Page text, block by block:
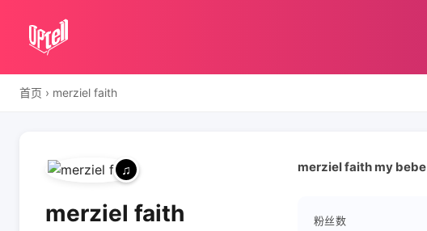
首页 › merziel faith
merziel faith
merziel faith my bebe
粉丝数